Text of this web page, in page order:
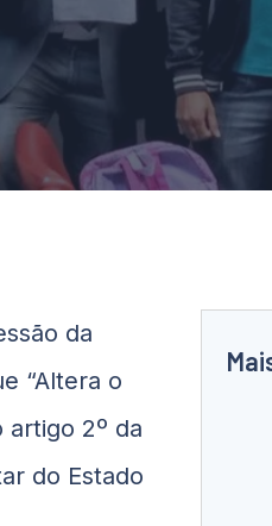
da
“Altera o
artigo 2º da
do Estado